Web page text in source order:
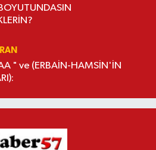
" ve (ERBAİN-HAMSİN'İN